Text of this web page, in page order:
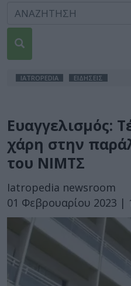
IATROPEDIA ΕΙΔΗΣΕΙΣ
Ευαγγελισμός:
χάρη στην
του ΝΙΜΤΣ
Iatropedia newsroom
01 Φεβρουαρίου 2023 |